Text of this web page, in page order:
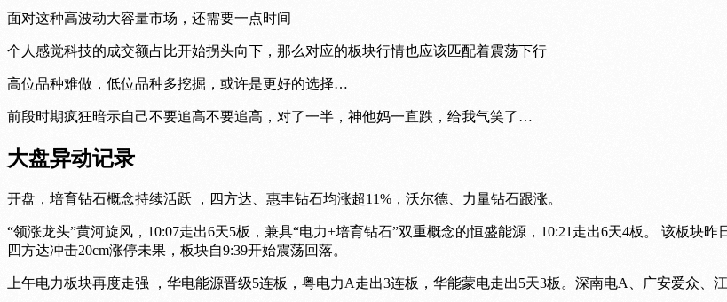
面对这种高波动大容量市场，还需要一点时间
个人感觉科技的成交额占比开始拐头向下，那么对应的板块行情也应该匹配着震荡下行
高位品种难做，低位品种多挖掘，或许是更好的选择…
前段时期疯狂暗示自己不要追高不要追高，对了一半，神他妈一直跌，给我气笑了…
大盘异动记录
开盘，培育钻石概念持续活跃 ，四方达、惠丰钻石均涨超11%，沃尔德、力量钻石跟涨。
“领涨龙头”黄河旋风，10:07走出6天5板，兼具“电力+培育钻石”双重概念的恒盛能源，10:21走出6天4板。 该板块
四方达冲击20cm涨停未果，板块自9:39开始震荡回落。
上午电力板块再度走强 ，华电能源晋级5连板，粤电力A走出3连板，华能蒙电走出5天3板。深南电A、广安爱众、